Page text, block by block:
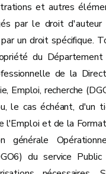
et autres
par le droit d'auteur
un droit spécifique.
du
de la
Emploi, recherche
le cas échéant, d'un
l'Emploi et de la
générale
du service